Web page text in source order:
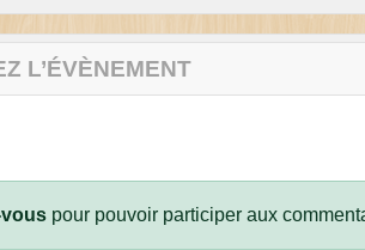
L’ÉVÈNEMENT
pour pouvoir participer aux